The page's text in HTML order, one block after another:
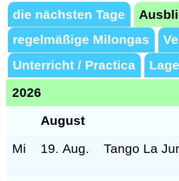
die nächsten Tage
regelmäßige Milongas
Unterricht / Practica
2026
August
Mi
19. Aug. Tango La